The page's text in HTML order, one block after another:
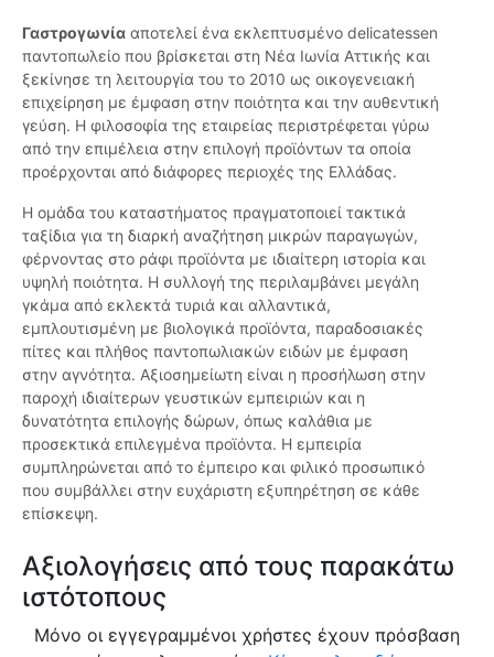
Γαστρογωνία αποτελεί ένα εκλεπτυσμένο delicatessen
παντοπωλείο που βρίσκεται στη Νέα Ιωνία Αττικής και
ξεκίνησε τη λειτουργία του το 2010 ως οικογενειακή
επιχείρηση με έμφαση στην ποιότητα και την αυθεντική
γεύση. Η φιλοσοφία της εταιρείας περιστρέφεται γύρω
από την επιμέλεια στην επιλογή προϊόντων τα οποία
προέρχονται από διάφορες περιοχές της Ελλάδας.
Η ομάδα του καταστήματος πραγματοποιεί τακτικά
ταξίδια για τη διαρκή αναζήτηση μικρών παραγωγών,
φέρνοντας στο ράφι προϊόντα με ιδιαίτερη ιστορία και
υψηλή ποιότητα. Η συλλογή της περιλαμβάνει μεγάλη
γκάμα από εκλεκτά τυριά και αλλαντικά,
εμπλουτισμένη με βιολογικά προϊόντα, παραδοσιακές
πίτες και πλήθος παντοπωλιακών ειδών με έμφαση
στην αγνότητα. Αξιοσημείωτη είναι η προσήλωση στην
παροχή ιδιαίτερων γευστικών εμπειριών και η
δυνατότητα επιλογής δώρων, όπως καλάθια με
προσεκτικά επιλεγμένα προϊόντα. Η εμπειρία
συμπληρώνεται από το έμπειρο και φιλικό προσωπικό
που συμβάλλει στην ευχάριστη εξυπηρέτηση σε κάθε
επίσκεψη.
Αξιολογήσεις από τους παρακάτω
ιστότοπους
Μόνο οι εγγεγραμμένοι χρήστες έχουν πρόσβαση